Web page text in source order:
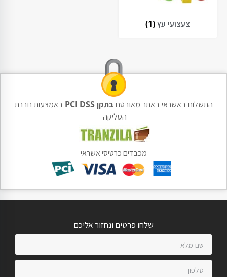
צעצועי עץ(1)
התשלום באשראי באתר מאובטחבתקן PCI DSS
באמצעות חברת
הסליקה
מכבדים כרטיסי אשראי
שלחו פרטים ונחזור אליכם